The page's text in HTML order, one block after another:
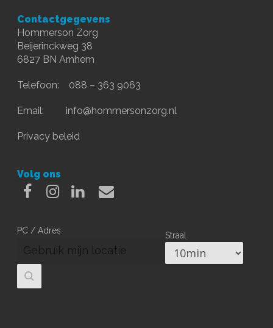
Contactgegevens
Hommerson Zorg
Beijerinckweg 38
6827 BN Arnhem
Telefoon: 088 – 363 9063
Email: info@hommersonzorg.nl
Privacy beleid
Volg ons
FacebookInstagram
Linkedin
Email
PC / Adres Straal